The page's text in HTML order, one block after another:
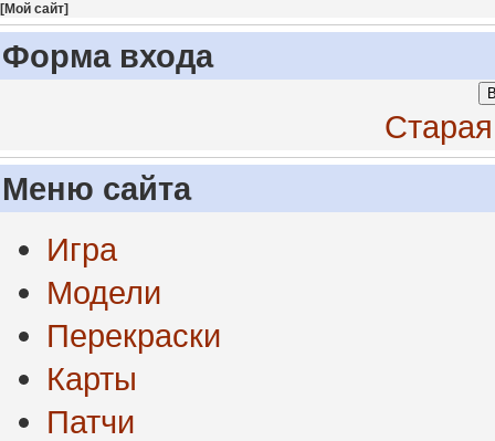
[Мой сайт]
Форма входа
Меню сайта
Игра
Модели
Перекраски
Карты
Патчи